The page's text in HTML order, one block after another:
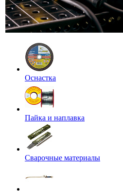
Оснастка
Пайка и наплавка
Сварочные материалы